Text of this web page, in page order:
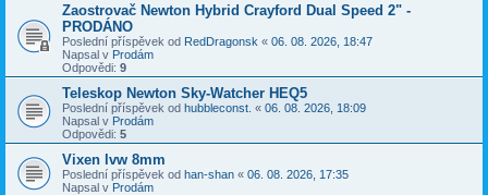
Zaostrovač Newton Hybrid Crayford Dual Speed 2" -
PRODÁNO
Poslední příspěvek od RedDragonsk « 06. 08. 2026, 18:47
Napsal v Prodám
Odpovědi: 9
Teleskop Newton Sky-Watcher HEQ5
Poslední příspěvek od hubbleconst. « 06. 08. 2026, 18:09
Napsal v Prodám
Odpovědi: 5
Vixen lvw 8mm
Poslední příspěvek od han-shan « 06. 08. 2026, 17:35
Napsal v Prodám